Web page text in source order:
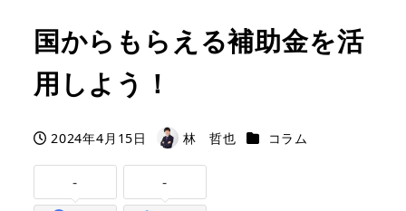
国からもらえる補助金を活
用しよう！
投稿日
2024年4月15日
著
者
林 哲也 カテゴリー
コラム
- -